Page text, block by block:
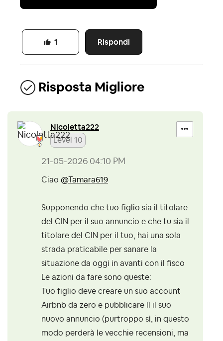
Rispondi
1
Risposta Migliore
Nicoletta222
Level 10
‎21-05-2026 04:10 PM
Ciao @Tamara619
Supponendo che tuo figlio sia il titolare
del CIN per il suo annuncio e che tu sia il
titolare del CIN per il tuo, hai una sola
strada praticabile per sanare la
situazione da oggi in avanti con il fisco
Le azioni da fare sono queste:
Tuo figlio deve creare un suo account
Airbnb da zero e pubblicare lì il suo
nuovo annuncio (purtroppo sì, in questo
modo perderà le vecchie recensioni, ma